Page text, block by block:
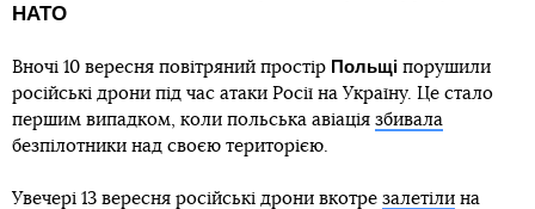
НАТО
Вночі 10 вересня повітряний простір Польщі порушили
російські дрони під час атаки Росії на Україну. Це стало
першим випадком, коли польська авіація збивала
безпілотники над своєю територією.
Увечері 13 вересня російські дрони вкотре залетіли на